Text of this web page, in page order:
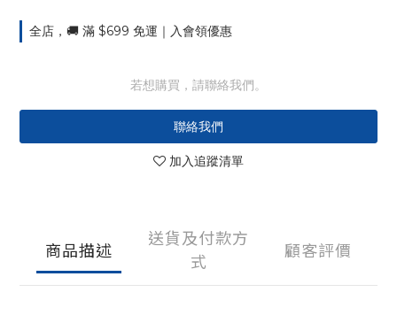
全店，🚚 滿 $699 免運｜入會領優惠
若想購買，請聯絡我們。
聯絡我們
加入追蹤清單
商品描述
送貨及付款方
式
顧客評價